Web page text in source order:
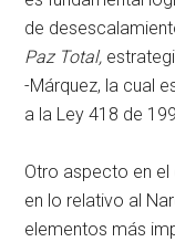
de
Paz Total,
-Márquez, la cual
a la Ley 418 de
Otro aspecto en el
en lo relativo al
elementos más